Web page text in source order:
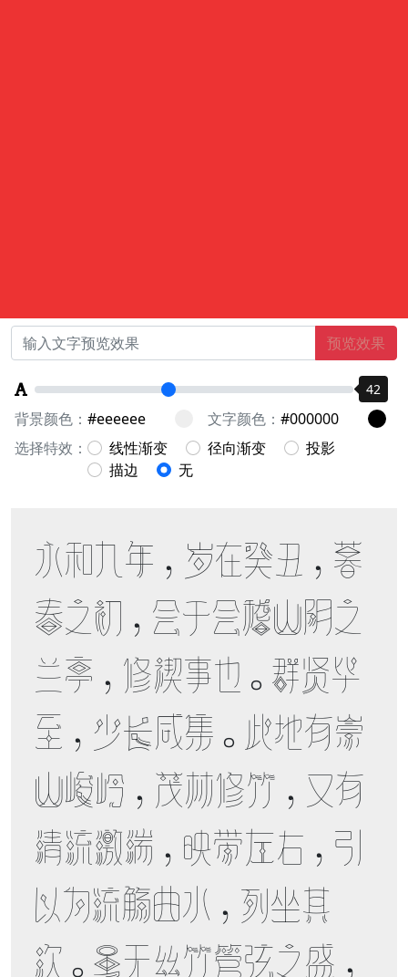
预览效果
背景颜色：
文字颜色：
选择特效：
线性渐变 径向渐变
投影
描边
无
永和九年，岁在癸丑，暮
春之初，会于会稽山阴之
兰亭，修禊事也。群贤毕
至，少长咸集。此地有崇
山峻岭，茂林修竹，又有
清流激湍，映带左右，引
以为流觞曲水，列坐其
次。虽无丝竹管弦之盛，
42